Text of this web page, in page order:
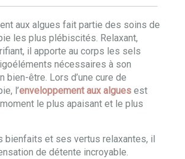
aux algues fait partie des soins de
les plus plébiscités. Relaxant,
il apporte au corps les sels
nécessaires à son
bien-être. Lors d’une cure de
l’enveloppement aux algues est
le plus apaisant et le plus
bienfaits et ses vertus relaxantes, il
de détente incroyable.